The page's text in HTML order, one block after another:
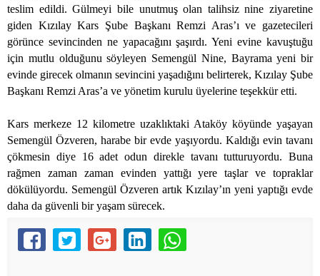
teslim edildi. Gülmeyi bile unutmuş olan talihsiz nine ziyaretine
giden Kızılay Kars Şube Başkanı Remzi Aras’ı ve gazetecileri
görünce sevincinden ne yapacağını şaşırdı. Yeni evine kavuştuğu
için mutlu olduğunu söyleyen Semengül Nine, Bayrama yeni bir
evinde girecek olmanın sevincini yaşadığını belirterek, Kızılay Şube
Başkanı Remzi Aras’a ve yönetim kurulu üyelerine teşekkür etti.
Kars merkeze 12 kilometre uzaklıktaki Ataköy köyünde yaşayan
Semengül Özveren, harabe bir evde yaşıyordu. Kaldığı evin tavanı
çökmesin diye 16 adet odun direkle tavanı tutturuyordu. Buna
rağmen zaman zaman evinden yattığı yere taşlar ve topraklar
dökülüyordu. Semengül Özveren artık Kızılay’ın yeni yaptığı evde
daha da güvenli bir yaşam sürecek.